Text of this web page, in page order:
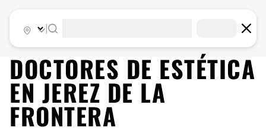
DOCTORES DE ESTÉTICA
EN JEREZ DE LA
FRONTERA